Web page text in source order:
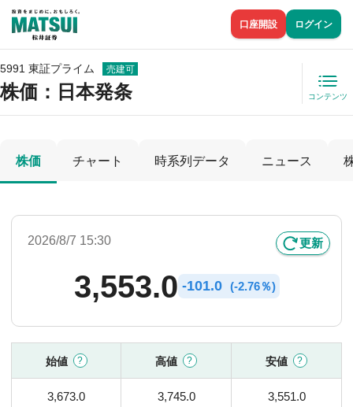
口座開設 ログイン
5991 東証プライム 売建可
株価 ：日本発条 コンテンツ
株価 チャート 時系列データ ニュース
2026/8/7 15:30 更新
3,553.0 -101.0 (-2.76％)
始値 高値 安値
3,673.0 3,745.0 3,551.0